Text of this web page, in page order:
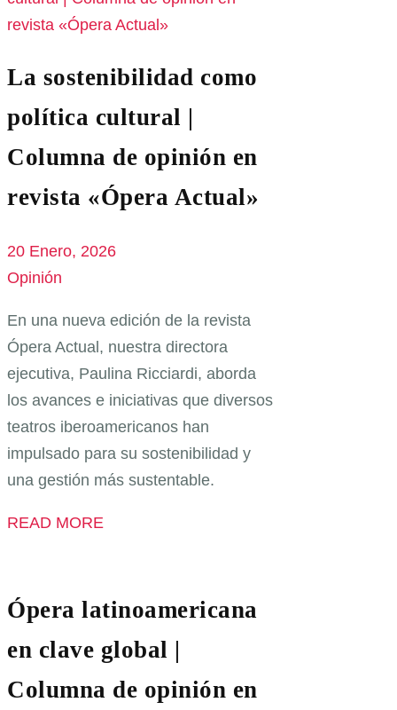
La sostenibilidad como
política cultural |
Columna de opinión en
revista «Ópera Actual»
20 Enero, 2026
Opinión
En una nueva edición de la revista
Ópera Actual, nuestra directora
ejecutiva, Paulina Ricciardi, aborda
los avances e iniciativas que diversos
teatros iberoamericanos han
impulsado para su sostenibilidad y
una gestión más sustentable.
READ MORE
Ópera latinoamericana
en clave global |
Columna de opinión en